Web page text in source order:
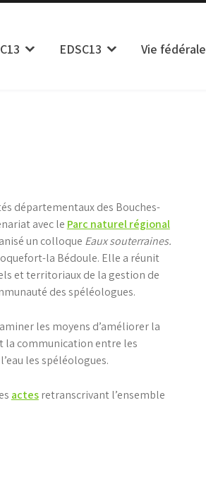
EDSC13 Vie fédérale
départementaux des Bouches-
avec le Parc naturel régional
un colloque Eaux souterraines.
la Bédoule. Elle a réunit
et territoriaux de la gestion de
des spéléologues.
les moyens d’améliorer la
la communication entre les
les spéléologues.
actesretranscrivant l’ensemble